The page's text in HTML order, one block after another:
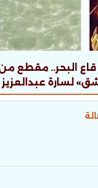
البحر.. مقطع من
لسارة عبدالعزيز